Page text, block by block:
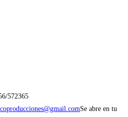
572365
Se abre en tu